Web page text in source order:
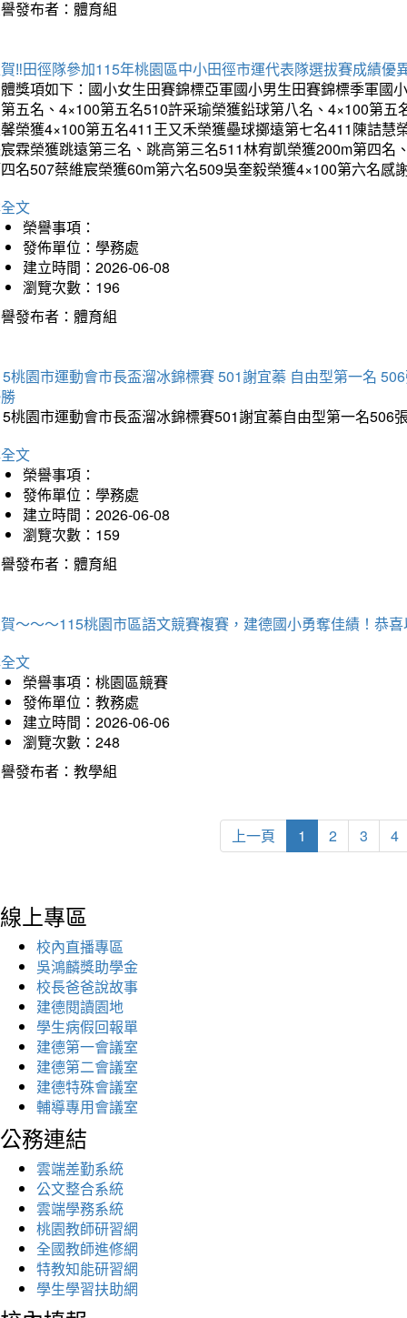
發布者：體育組
‼️田徑隊參加115年桃園區中小田徑市運代表隊選拔賽成績優
獎項如下：國小女生田賽錦標亞軍國小男生田賽錦標季軍國
五名、4×100第五名510許采瑜榮獲鉛球第八名、4×100第
榮獲4×100第五名411王又禾榮獲壘球擲遠第七名411陳詰
霖榮獲跳遠第三名、跳高第三名511林宥凱榮獲200m第四
名507蔡維宸榮獲60m第六名509吳奎毅榮獲4×100第六名
文
榮譽事項：
發佈單位：學務處
建立時間：2026-06-08
瀏覽次數：196
發布者：體育組
桃園市運動會市長盃溜冰錦標賽 501謝宜蓁 自由型第一名
桃園市運動會市長盃溜冰錦標賽501謝宜蓁自由型第一名
文
榮譽事項：
發佈單位：學務處
建立時間：2026-06-08
瀏覽次數：159
發布者：體育組
～～～115桃園市區語文競賽複賽，建德國小勇奪佳績！恭
文
榮譽事項：桃園區競賽
發佈單位：教務處
建立時間：2026-06-06
瀏覽次數：248
發布者：教學組
上一頁 1 2 3 4
線上專區
校內直播專區
吳鴻麟獎助學金
校長爸爸說故事
建德閱讀園地
學生病假回報單
建德第一會議室
建德第二會議室
建德特殊會議室
輔導專用會議室
公務連結
雲端差勤系統
公文整合系統
雲端學務系統
桃園教師研習網
全國教師進修網
特教知能研習網
學生學習扶助網